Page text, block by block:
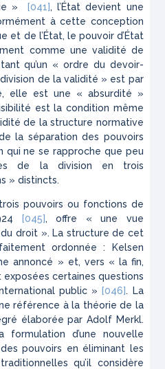
»[041], l’État devient une
à cette conception
et de l’État, le pouvoir d’État
comme une validité de
qu’un « ordre du devoir-
division de la validité » est par
elle est une « absurdité »
est la condition même
de la structure normative
la séparation des pouvoirs
qui ne se rapproche que peu
de la division en trois
» distincts.
pouvoirs ou fonctions de
[045], offre « une vue
droit ». La structure de cet
ordonnée : Kelsen
annoncé » et, vers « la fin,
certaines questions
public »[046]. La
référence à la théorie de la
élaborée par Adolf Merkl.
d’une nouvelle
pouvoirs en éliminant les
qu’il considère